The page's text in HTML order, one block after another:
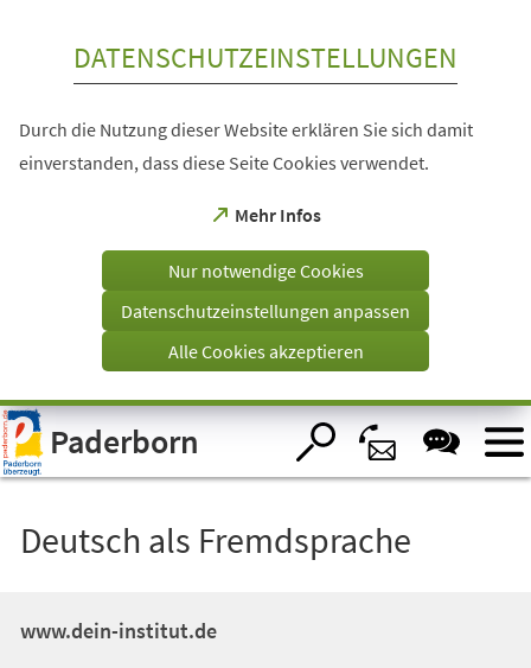
Visuelle
Assistenzsoftware
öffnen.
DATENSCHUTZEINSTELLUNGEN
Durch die Nutzung dieser Website erklären Sie sich damit
einverstanden, dass diese Seite Cookies verwendet.
Mehr Infos
(Öffnet
einem
Tab)
Nur notwendige Cookies
Datenschutzeinstellungen anpassen
Alle Cookies akzeptieren
Paderborn
Deutsch als Fremdsprache
www.dein-institut.de